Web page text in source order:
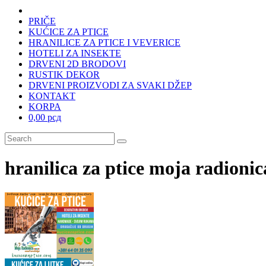
PRIČE
KUĆICE ZA PTICE
HRANILICE ZA PTICE I VEVERICE
HOTELI ZA INSEKTE
DRVENI 2D BRODOVI
RUSTIK DEKOR
DRVENI PROIZVODI ZA SVAKI DŽEP
KONTAKT
KORPA
0,00 рсд
hranilica za ptice moja